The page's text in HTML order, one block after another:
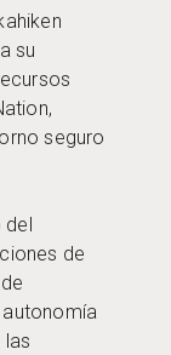
su
seguro
de
autonomía
las